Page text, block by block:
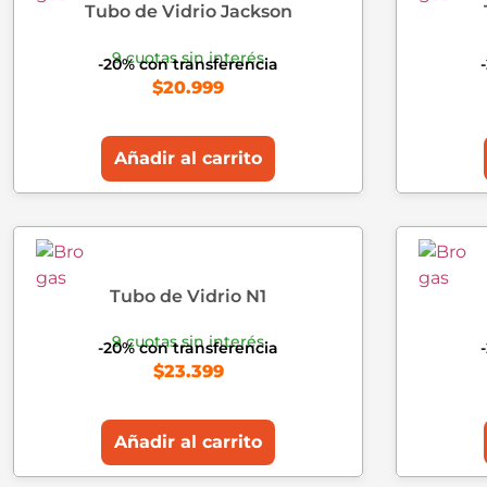
Tubo de Vidrio Jackson
9 cuotas sin interés
-20% con transferencia
$20.999
Añadir al carrito
Tubo de Vidrio N1
9 cuotas sin interés
-20% con transferencia
$23.399
Añadir al carrito